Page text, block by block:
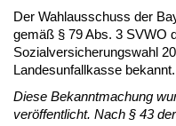
Der Wahlausschuss der
gemäß § 79 Abs. 3 SVWO
Sozialversicherungswahl
Landesunfallkasse bekannt.
Diese Bekanntmachung
veröffentlicht. Nach § 43